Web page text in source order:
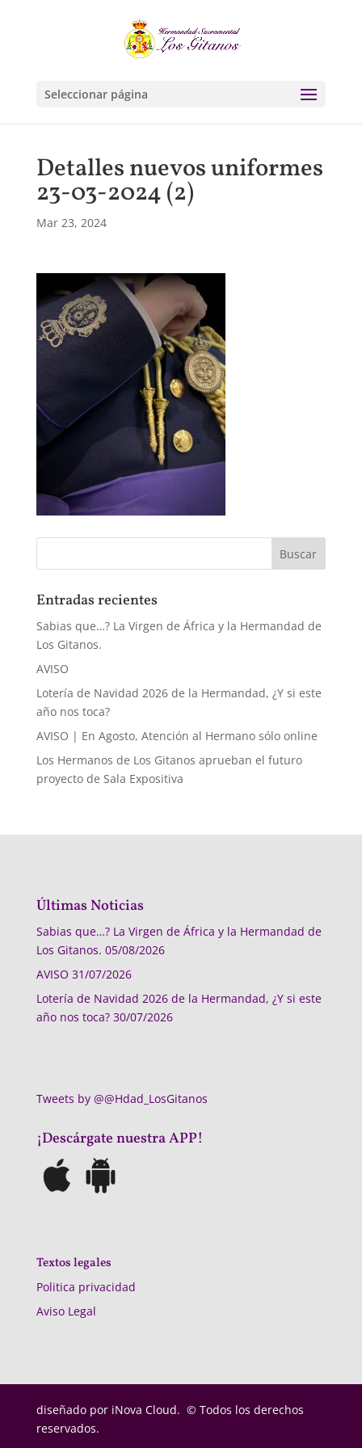
Seleccionar página
Detalles nuevos uniformes
23-03-2024 (2)
Mar 23, 2024
Entradas recientes
Sabias que…? La Virgen de África y la Hermandad de
Los Gitanos.
AVISO
Lotería de Navidad 2026 de la Hermandad, ¿Y si este
año nos toca?
AVISO | En Agosto, Atención al Hermano sólo online
Los Hermanos de Los Gitanos aprueban el futuro
proyecto de Sala Expositiva
Últimas Noticias
Sabias que…? La Virgen de África y la Hermandad de
Los Gitanos. 05/08/2026
AVISO 31/07/2026
Lotería de Navidad 2026 de la Hermandad, ¿Y si este
año nos toca? 30/07/2026
Tweets by @@Hdad_LosGitanos
¡Descárgate nuestra APP!
Textos legales
Politica privacidad
Aviso Legal
diseñado por iNova Cloud. © Todos los derechos
reservados.